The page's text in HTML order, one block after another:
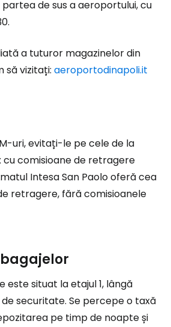
de sus a aeroportului, cu
a tuturor magazinelor din
să vizitați: aeroportodinapoli.it
uri, evitați-le pe cele de la
cu comisioane de retragere
Intesa San Paolo oferă cea
retragere, fără comisioanele
este situat la etajul 1, lângă
securitate. Se percepe o taxă
pe timp de noapte și